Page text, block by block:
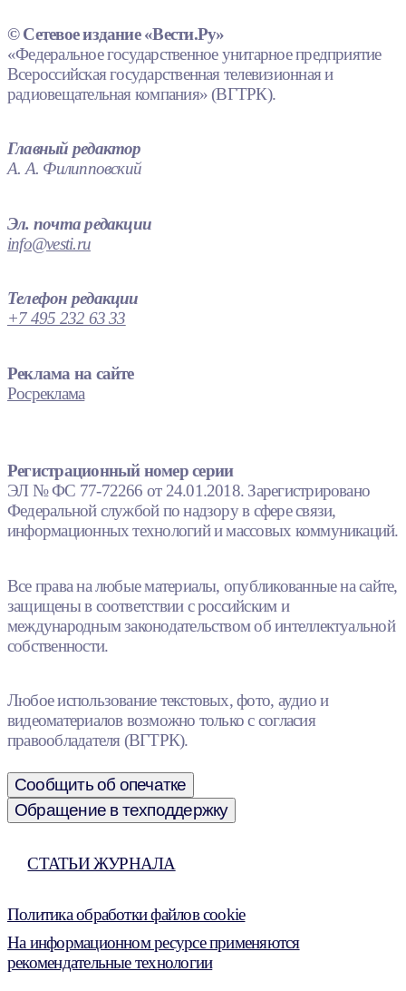
© Сетевое издание «Вести.Ру»
«Федеральное государственное унитарное предприятие
Всероссийская государственная телевизионная и
радиовещательная компания» (ВГТРК).
Главный редактор
А. А. Филипповский
Эл. почта редакции
info@vesti.ru
Телефон редакции
+7 495 232 63 33
Реклама на сайте
Росреклама
Регистрационный номер серии
ЭЛ № ФС 77-72266 от 24.01.2018. Зарегистрировано
Федеральной службой по надзору в сфере связи,
информационных технологий и массовых коммуникаций.
Все права на любые материалы, опубликованные на сайте,
защищены в соответствии с российским и
международным законодательством об интеллектуальной
собственности.
Любое использование текстовых, фото, аудио и
видеоматериалов возможно только с согласия
правообладателя (ВГТРК).
Сообщить об опечатке
Обращение в техподдержку
СТАТЬИ ЖУРНАЛА
Политика обработки файлов cookie
На информационном ресурсе применяются
рекомендательные технологии